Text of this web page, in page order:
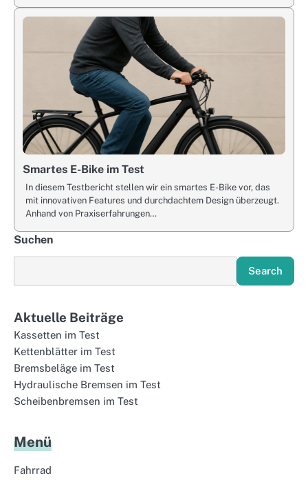
Smartes E-Bike im Test
In diesem Testbericht stellen wir ein smartes E-Bike vor, das
mit innovativen Features und durchdachtem Design überzeugt.
Anhand von Praxiserfahrungen…
Suchen
Search
Aktuelle Beiträge
Kassetten im Test
Kettenblätter im Test
Bremsbeläge im Test
Hydraulische Bremsen im Test
Scheibenbremsen im Test
Menü
Fahrrad